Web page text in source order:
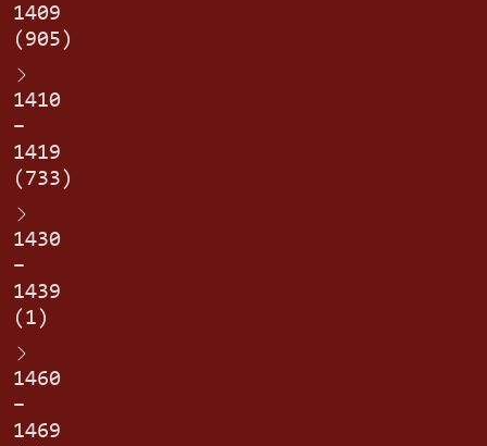
1409
(905)
1410
–
1419
(733)
1430
–
1439
(1)
1460
–
1469